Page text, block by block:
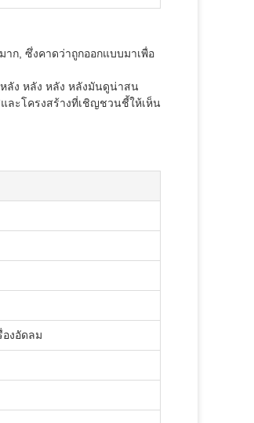
ก, ซึ่งคาดว่าถูกออกแบบมาเพื่อ
ลัง หลัง หลัง หลังมันดูน่าสน
ละโครงสร้างที่เชิญชวนชี้ให้เห็น
องอัดลม